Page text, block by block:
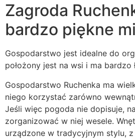
Zagroda
bardzo piękne
Gospodarstwo jest idealne do
położony jest na wsi i ma bardzo
Gospodarstwo Ruchenka ma
niego korzystać zarówno
Jeśli więc pogoda nie dopisuje,
zorganizować w niej wesele.
urządzone w tradycyjnym stylu,